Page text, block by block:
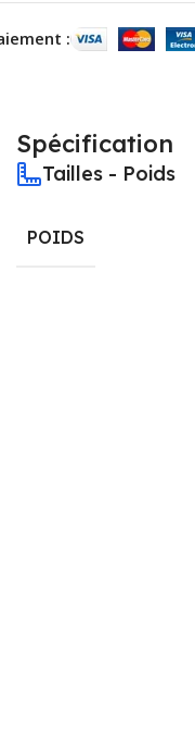
:
Spécification
Tailles - Poids
POIDS